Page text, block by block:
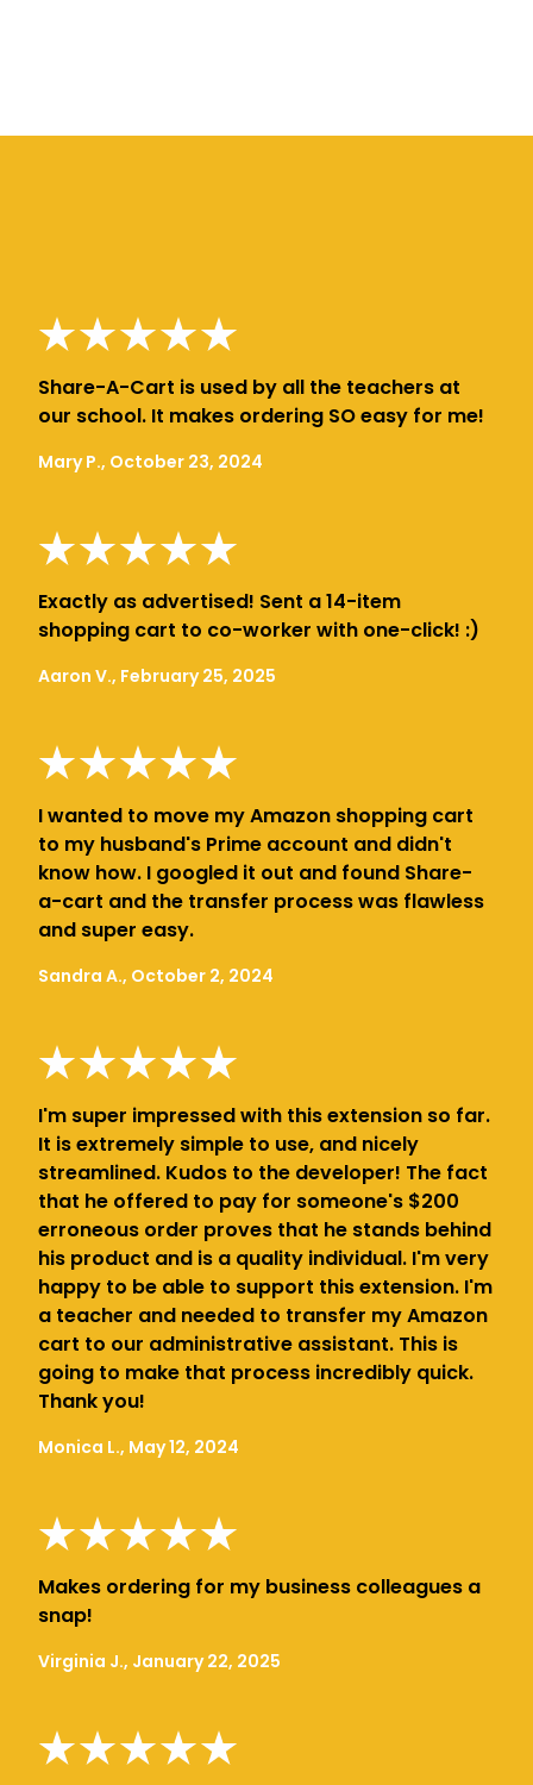
Share-A-Cart is used by all the teachers at
our school. It makes ordering SO easy for me!
Mary P., October 23, 2024
Exactly as advertised! Sent a 14-item
shopping cart to co-worker with one-click! :)
Aaron V., February 25, 2025
I wanted to move my Amazon shopping cart
to my husband's Prime account and didn't
know how. I googled it out and found Share-
a-cart and the transfer process was flawless
and super easy.
Sandra A., October 2, 2024
I'm super impressed with this extension so far.
It is extremely simple to use, and nicely
streamlined. Kudos to the developer! The fact
that he offered to pay for someone's $200
erroneous order proves that he stands behind
his product and is a quality individual. I'm very
happy to be able to support this extension. I'm
a teacher and needed to transfer my Amazon
cart to our administrative assistant. This is
going to make that process incredibly quick.
Thank you!
Monica L., May 12, 2024
Makes ordering for my business colleagues a
snap!
Virginia J., January 22, 2025